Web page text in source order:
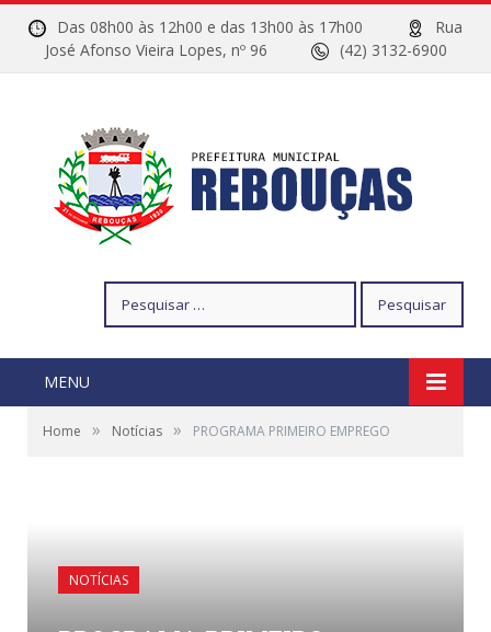
Das 08h00 às 12h00 e das 13h00 às 17h00
Rua
José Afonso Vieira Lopes, nº 96
(42) 3132-6900
por:
MENU
Home » Notícias » PROGRAMA PRIMEIRO EMPREGO
NOTÍCIAS